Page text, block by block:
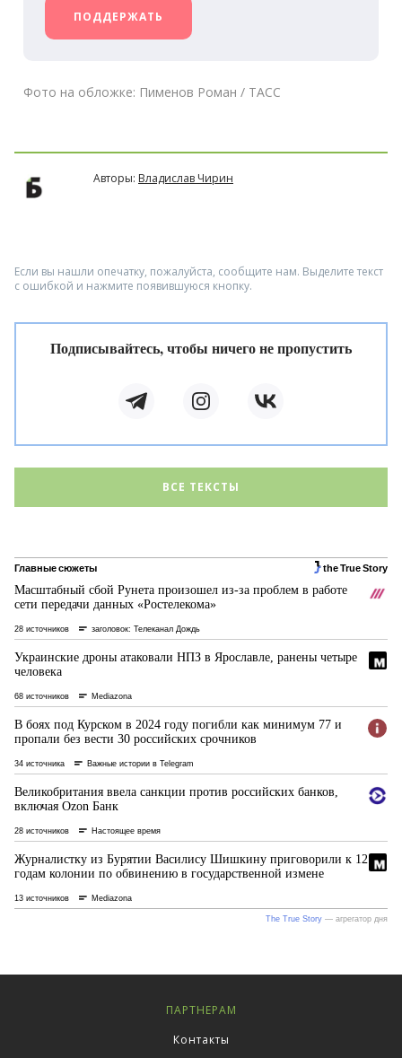
ПОДДЕРЖАТЬ
Фото на обложке: Пименов Роман / ТАСС
Авторы: Владислав Чирин
Если вы нашли опечатку, пожалуйста, сообщите нам. Выделите текст
с ошибкой и нажмите появившуюся кнопку.
Подписывайтесь, чтобы ничего не пропустить
ВСЕ ТЕКСТЫ
ПАРТНЕРАМ
Контакты